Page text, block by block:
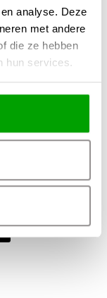
analyse. Deze
met andere
die ze hebben
hun services.
Fresu
Glas 5